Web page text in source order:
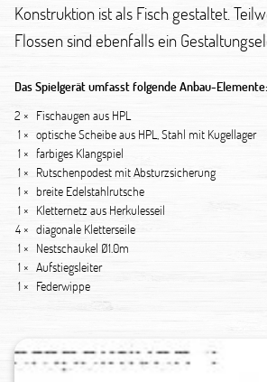
Konstruktion ist als Fisch gestaltet.
Flossen sind ebenfalls ein
Das Spielgerät umfasst folgende Anbau-Elemente:
2 × Fischaugen aus HPL
1 × optische Scheibe aus HPL, Stahl mit Kugellager
1 × farbiges Klangspiel
1 × Rutschenpodest mit Absturzsicherung
1 × breite Edelstahlrutsche
1 × Kletternetz aus Herkulesseil
4 × diagonale Kletterseile
1 × Nestschaukel Ø1.0m
1 × Aufstiegsleiter
1 × Federwippe